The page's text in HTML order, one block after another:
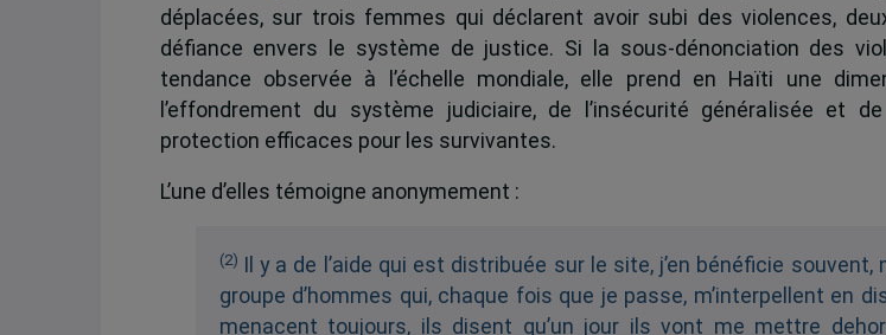
déplacées, sur trois femmes qui déclarent avoir subi des violences,
défiance envers le système de justice. Si la sous-dénonciation des
tendance observée à l’échelle mondiale, elle prend en Haïti une
l’effondrement du système judiciaire, de l’insécurité généralisée et
protection efficaces pour les survivantes.
L’une d’elles témoigne anonymement :
(2)
Il y a de l’aide qui est distribuée sur le site, j’en bénéficie souvent,
groupe d’hommes qui, chaque fois que je passe, m’interpellent en
menacent toujours, ils disent qu’un jour ils vont me mettre